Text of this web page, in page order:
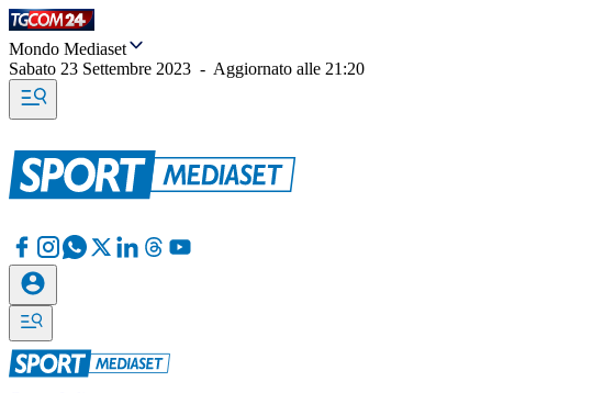
Mondo Mediaset
Sabato 23 Settembre 2023 - Aggiornato alle 21:20